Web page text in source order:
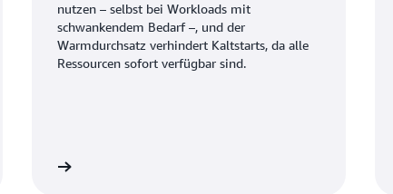
nutzen – selbst bei Workloads mit
schwankendem Bedarf –, und der
Warmdurchsatz verhindert Kaltstarts, da alle
Ressourcen sofort verfügbar sind.